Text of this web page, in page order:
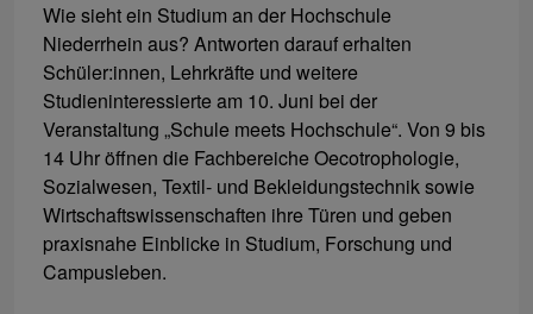
Wie sieht ein Studium an der Hochschule
Niederrhein aus? Antworten darauf erhalten
Schüler:innen, Lehrkräfte und weitere
Studieninteressierte am 10. Juni bei der
Veranstaltung „Schule meets Hochschule“. Von 9 bis
14 Uhr öffnen die Fachbereiche Oecotrophologie,
Sozialwesen, Textil- und Bekleidungstechnik sowie
Wirtschaftswissenschaften ihre Türen und geben
praxisnahe Einblicke in Studium, Forschung und
Campusleben.